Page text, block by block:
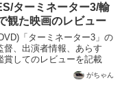
ターミネーター3/輸
観た映画のレビュー
「ターミネーター3」の
督、出演者情報、あらす
賞してのレビューを記載
がちゃん